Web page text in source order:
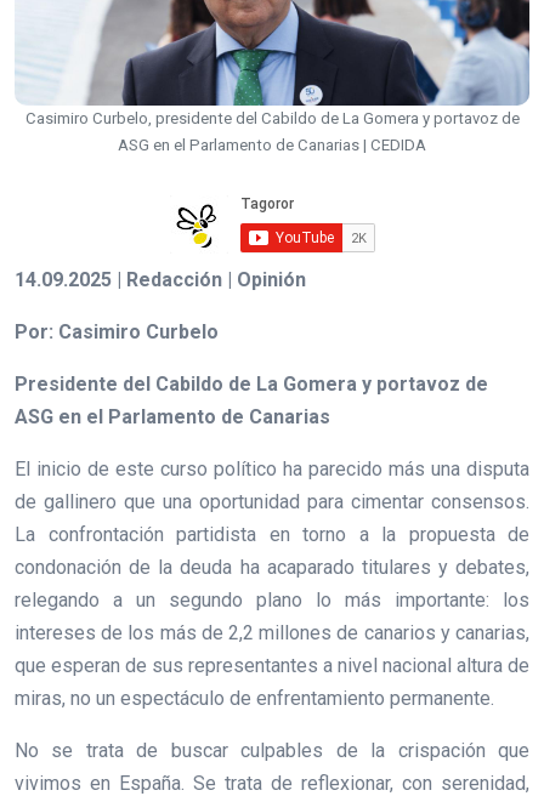
Casimiro Curbelo, presidente del Cabildo de La Gomera y portavoz de
ASG en el Parlamento de Canarias | CEDIDA
14.09.2025 | Redacción | Opinión
Por: Casimiro Curbelo
Presidente del Cabildo de La Gomera y portavoz de
ASG en el Parlamento de Canarias
El inicio de este curso político ha parecido más una disputa
de gallinero que una oportunidad para cimentar consensos.
La confrontación partidista en torno a la propuesta de
condonación de la deuda ha acaparado titulares y debates,
relegando a un segundo plano lo más importante: los
intereses de los más de 2,2 millones de canarios y canarias,
que esperan de sus representantes a nivel nacional altura de
miras, no un espectáculo de enfrentamiento permanente.
No se trata de buscar culpables de la crispación que
vivimos en España. Se trata de reflexionar, con serenidad,